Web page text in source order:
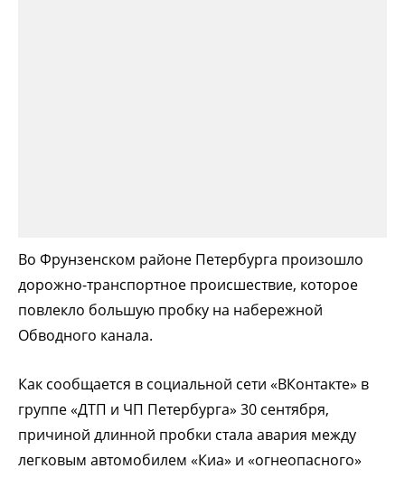
Во Фрунзенском районе Петербурга произошло
дорожно-транспортное происшествие, которое
повлекло большую пробку на набережной
Обводного канала.
Как сообщается в социальной сети «ВКонтакте» в
группе «ДТП и ЧП Петербурга» 30 сентября,
причиной длинной пробки стала авария между
легковым автомобилем «Киа» и «огнеопасного»